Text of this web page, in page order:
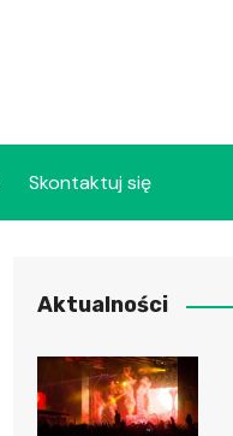
Skontaktuj się
Aktualności